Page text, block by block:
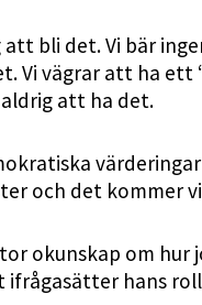
bli det. Vi bär
Vi vägrar att ha ett
att ha det.
och det kommer
okunskap om
hans